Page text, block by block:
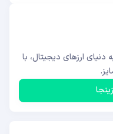
دنیای ارزهای دیجیتال، با